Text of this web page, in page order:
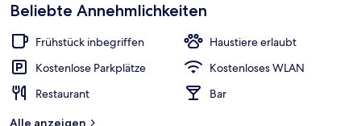
Beliebte Annehmlichkeiten
Frühstück inbegriffen
Haustiere erlaubt
Kostenlose Parkplätze
Kostenloses WLAN
Restaurant
Bar
Alle anzeigen